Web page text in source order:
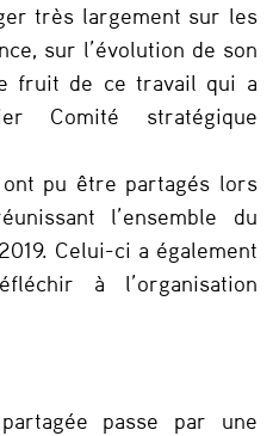
très largement sur les
sur l’évolution de son
fruit de ce travail qui a
Comité stratégique
pu être partagés lors
l’ensemble du
Celui-ci a également
à l’organisation
passe par une